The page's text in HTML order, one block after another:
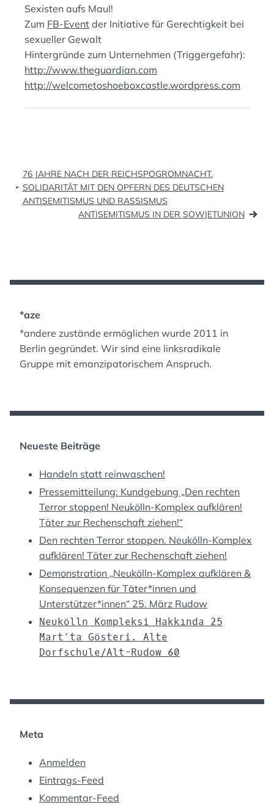
Sexisten aufs Maul!
Zum FB-Event der Initiative für Gerechtigkeit bei
sexueller Gewalt
Hintergründe zum Unternehmen (Triggergefahr):
http://www.theguardian.com
http://welcometoshoeboxcastle.wordpress.com
Beitragsnavigation
76 JAHRE NACH DER REICHSPOGROMNACHT.
SOLIDARITÄT MIT DEN OPFERN DES DEUTSCHEN
ANTISEMITISMUS UND RASSISMUS
ANTISEMITISMUS IN DER SOWJETUNION
*aze
*andere zustände ermöglichen wurde 2011 in
Berlin gegründet. Wir sind eine linksradikale
Gruppe mit emanzipatorischem Anspruch.
Neueste Beiträge
Handeln statt reinwaschen!
Pressemitteilung: Kundgebung „Den rechten
Terror stoppen! Neukölln-Komplex aufklären!
Täter zur Rechenschaft ziehen!“
Den rechten Terror stoppen. Neukölln-Komplex
aufklären! Täter zur Rechenschaft ziehen!
Demonstration „Neukölln-Komplex aufklären &
Konsequenzen für Täter*innen und
Unterstützer*innen“ 25. März Rudow
Neukölln Kompleksi Hakkında 25
Mart’ta Gösteri. Alte
Dorfschule/Alt-Rudow 60
Meta
Anmelden
Eintrags-Feed
Kommentar-Feed